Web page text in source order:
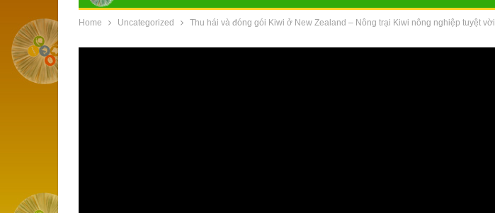
Home Uncategorized Thu hái và đóng gói Kiwi ở New Zealand – Nông trại Kiwi nông nghiệp tuyệt vời